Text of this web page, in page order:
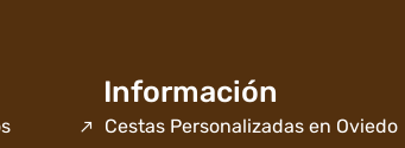
Información
Cestas Personalizadas en Oviedo